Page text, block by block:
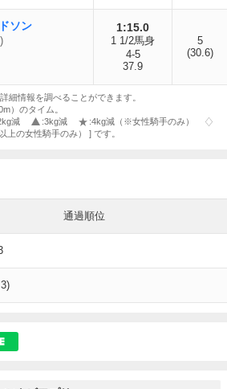
ソン 1:15.0
1 1/2馬身
4-5
37.9
5
(30.6)
細情報を調べることができます。
）のタイム。
減 :3kg減
:4kg減（※女性騎手のみ）
の女性騎手のみ） ] です。
通過順位